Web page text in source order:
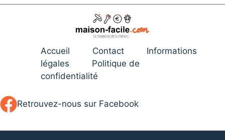
Accueil Contact
Informations
légales
Politique de
confidentialité
Retrouvez-nous sur Facebook